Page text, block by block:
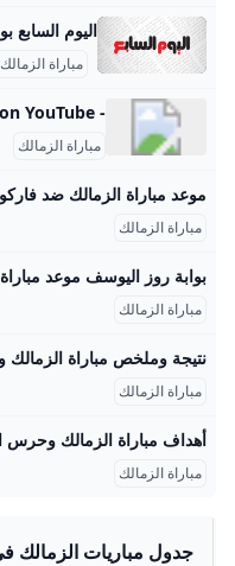
مباراة الزمالك
مباراة الزمالك
مباراة الزمالك
مباراة الزمالك
مباراة الزمالك
مباراة الزمالك